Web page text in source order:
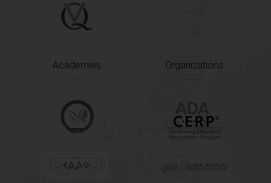
Academies Organizations